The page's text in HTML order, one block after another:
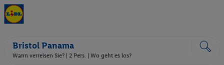
Bristol Panama
Wann verreisen Sie? | 2 Pers. | Wo geht es los?